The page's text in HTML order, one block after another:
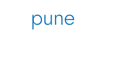
pune